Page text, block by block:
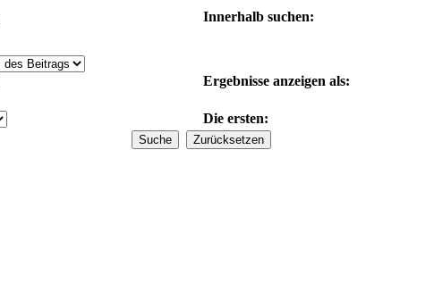
Innerhalb suchen:
Ergebnisse anzeigen als:
Die ersten: